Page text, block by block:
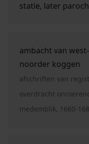
statie, later
ambacht van
noorder koggen
afschriften van
overdracht
medemblik, 1660-